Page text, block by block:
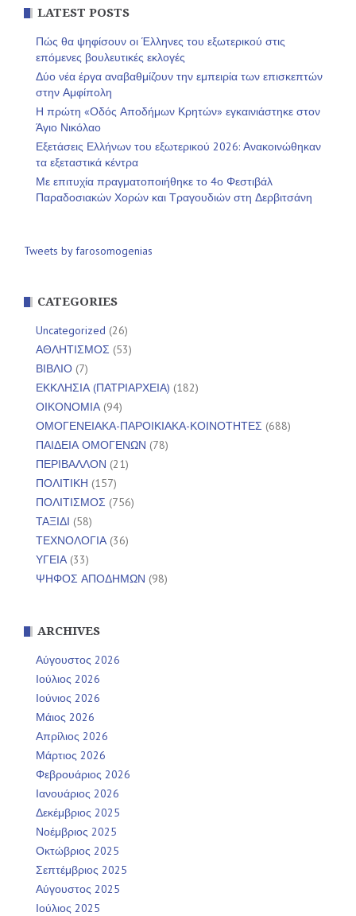
LATEST POSTS
Πώς θα ψηφίσουν οι Έλληνες του εξωτερικού στις
επόμενες βουλευτικές εκλογές
Δύο νέα έργα αναβαθμίζουν την εμπειρία των επισκεπτών
στην Αμφίπολη
Η πρώτη «Οδός Αποδήμων Κρητών» εγκαινιάστηκε στον
Άγιο Νικόλαο
Εξετάσεις Ελλήνων του εξωτερικού 2026: Ανακοινώθηκαν
τα εξεταστικά κέντρα
Με επιτυχία πραγματοποιήθηκε το 4ο Φεστιβάλ
Παραδοσιακών Χορών και Τραγουδιών στη Δερβιτσάνη
Tweets by farosomogenias
CATEGORIES
Uncategorized (26)
ΑΘΛΗΤΙΣΜΟΣ (53)
ΒΙΒΛΙΟ (7)
ΕΚΚΛΗΣΙΑ (ΠΑΤΡΙΑΡΧΕΙΑ) (182)
ΟΙΚΟΝΟΜΙΑ(94)
ΟΜΟΓΕΝΕΙΑΚΑ-ΠΑΡΟΙΚΙΑΚΑ-ΚΟΙΝΟΤΗΤΕΣ (688)
ΠΑΙΔΕΙΑ ΟΜΟΓΕΝΩΝ (78)
ΠΕΡΙΒΑΛΛΟΝ (21)
ΠΟΛΙΤΙΚΗ (157)
ΠΟΛΙΤΙΣΜΟΣ (756)
ΤΑΞΙΔΙ (58)
ΤΕΧΝΟΛΟΓΙΑ(36)
ΥΓΕΙΑ(33)
ΨΗΦΟΣ ΑΠΟΔΗΜΩΝ (98)
ARCHIVES
Αύγουστος 2026
Ιούλιος 2026
Ιούνιος 2026
Μάιος 2026
Απρίλιος 2026
Μάρτιος 2026
Φεβρουάριος 2026
Ιανουάριος 2026
Δεκέμβριος 2025
Νοέμβριος 2025
Οκτώβριος 2025
Σεπτέμβριος 2025
Αύγουστος 2025
Ιούλιος 2025